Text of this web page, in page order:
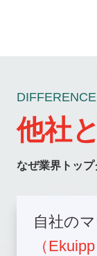
DIFFERENCE
他社
なぜ業界トッ
自社の
（Ekuipp